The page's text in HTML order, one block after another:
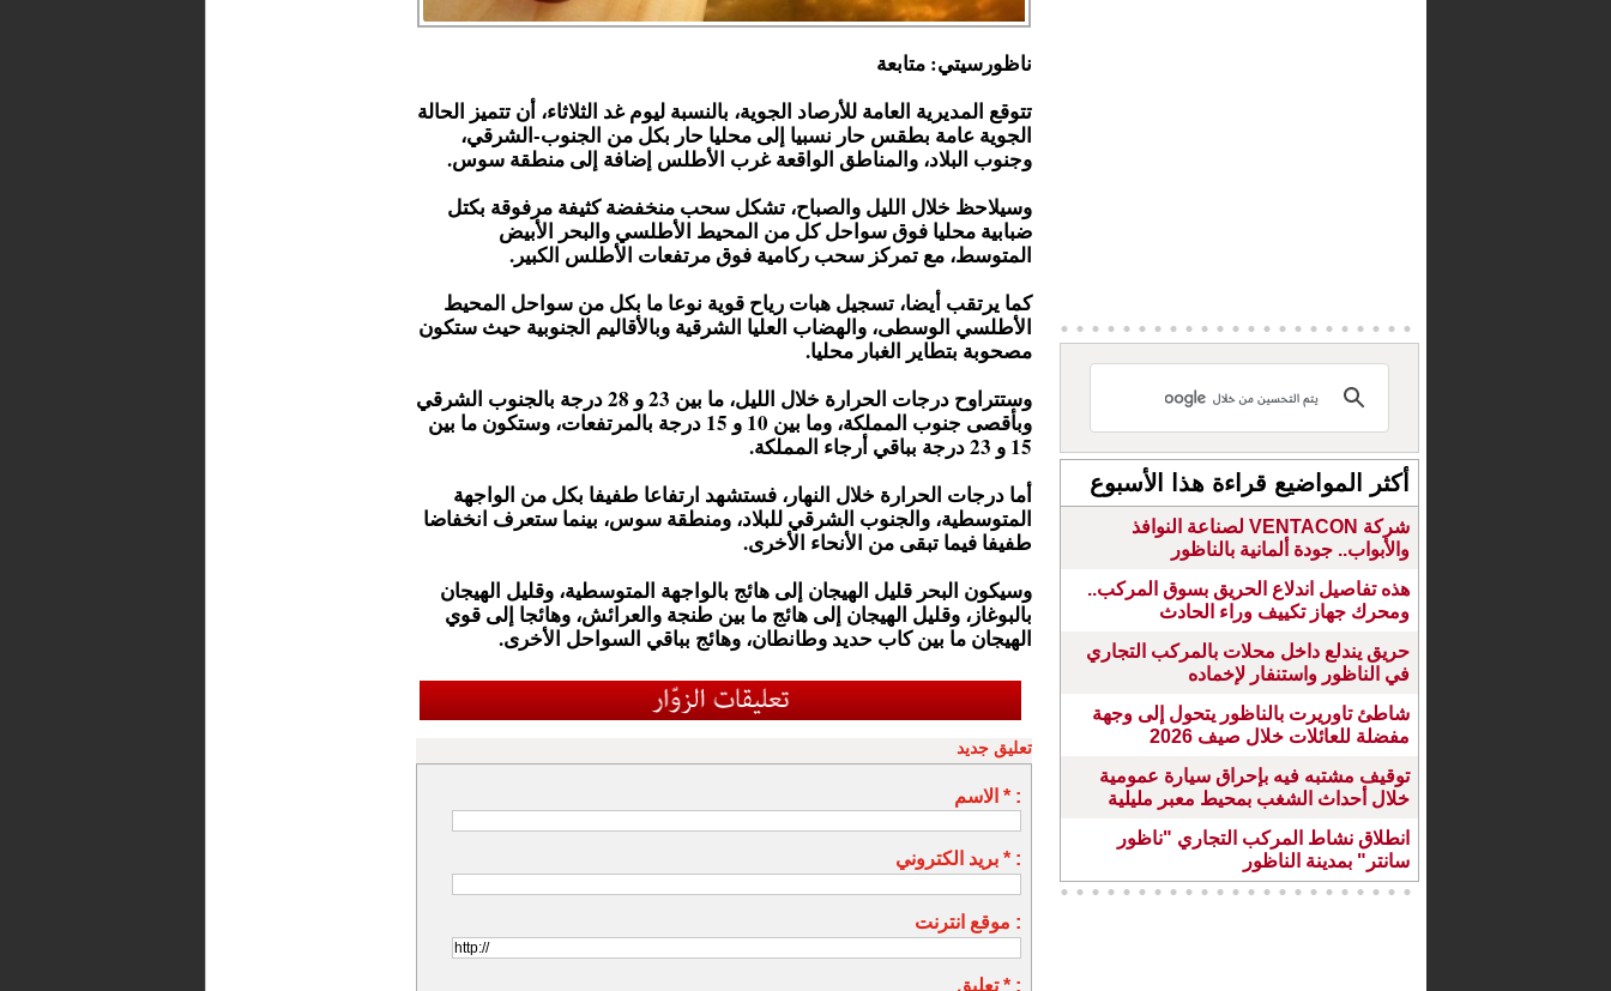
ناظورسيتي: متابعة
تتوقع المديرية العامة للأرصاد الجوية، بالنسبة ليوم غد الثلاثاء، أن تتميز الحالة
الجوية عامة بطقس حار نسبيا إلى محليا حار بكل من الجنوب-الشرقي،
وجنوب البلاد، والمناطق الواقعة غرب الأطلس إضافة إلى منطقة سوس.
وسيلاحظ خلال الليل والصباح، تشكل سحب منخفضة كثيفة مرفوقة بكتل
ضبابية محليا فوق سواحل كل من المحيط الأطلسي والبحر الأبيض
المتوسط، مع تمركز سحب ركامية فوق مرتفعات الأطلس الكبير.
كما يرتقب أيضا، تسجيل هبات رياح قوية نوعا ما بكل من سواحل المحيط
الأطلسي الوسطى، والهضاب العليا الشرقية وبالأقاليم الجنوبية حيث ستكون
مصحوبة بتطاير الغبار محليا.
وستتراوح درجات الحرارة خلال الليل، ما بين 23 و 28 درجة بالجنوب الشرقي
وبأقصى جنوب المملكة، وما بين 10 و 15 درجة بالمرتفعات، وستكون ما بين
15 و 23 درجة بباقي أرجاء المملكة.
أما درجات الحرارة خلال النهار، فستشهد ارتفاعا طفيفا بكل من الواجهة
المتوسطية، والجنوب الشرقي للبلاد، ومنطقة سوس، بينما ستعرف انخفاضا
طفيفا فيما تبقى من الأنحاء الأخرى.
وسيكون البحر قليل الهيجان إلى هائج بالواجهة المتوسطية، وقليل الهيجان
بالبوغاز، وقليل الهيجان إلى هائج ما بين طنجة والعرائش، وهائجا إلى قوي
الهيجان ما بين كاب حديد وطانطان، وهائج بباقي السواحل الأخرى.
تعليق جديد
الاسم * :
بريد الكتروني * :
موقع انترنت :
تعليق * :
أكثر المواضيع قراءة هذا الأسبوع
شركة VENTACON لصناعة النوافذ
والأبواب.. جودة ألمانية بالناظور
هذه تفاصيل اندلاع الحريق بسوق المركب..
ومحرك جهاز تكييف وراء الحادث
حريق يندلع داخل محلات بالمركب التجاري
في الناظور واستنفار لإخماده
شاطئ تاوريرت بالناظور يتحول إلى وجهة
مفضلة للعائلات خلال صيف 2026
توقيف مشتبه فيه بإحراق سيارة عمومية
خلال أحداث الشغب بمحيط معبر مليلية
انطلاق نشاط المركب التجاري "ناظور
سانتر" بمدينة الناظور